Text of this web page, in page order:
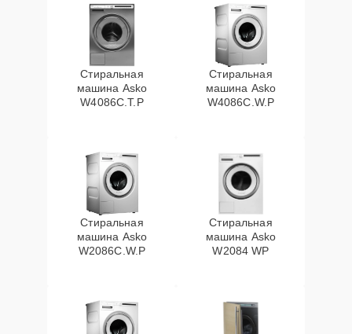
Стиральная
машина Asko
W4086C.T.P
Стиральная
машина Asko
W4086C.W.P
Стиральная
машина Asko
W2086C.W.P
Стиральная
машина Asko
W2084 WP